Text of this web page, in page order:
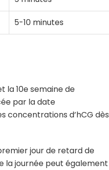
5-10 minutes
la 10e semaine de
par la date
concentrations d’hCG dès
jour de retard de
la journée peut également